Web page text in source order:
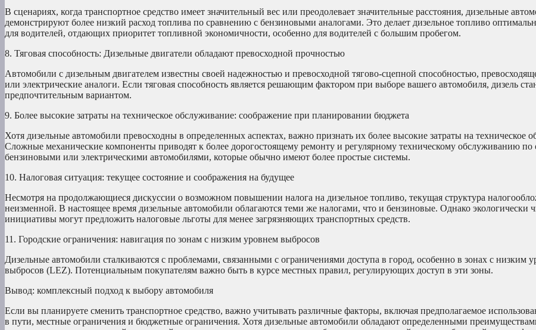
В сценариях, когда транспортное средство имеет значительный вес или преодолевает значительные расстояния, дизельные
демонстрируют более низкий расход топлива по сравнению с бензиновыми аналогами. Это делает дизельное топливо
для водителей, отдающих приоритет топливной экономичности, особенно для водителей с большим пробегом.
8. Тяговая способность: Дизельные двигатели обладают превосходной прочностью
Автомобили с дизельным двигателем известны своей надежностью и превосходной тягово-сцепной способностью,
или электрические аналоги. Если тяговая способность является решающим фактором при выборе вашего автомобиля, дизель
предпочтительным вариантом.
9. Более высокие затраты на техническое обслуживание: соображение при планировании бюджета
Хотя дизельные автомобили превосходны в определенных аспектах, важно признать их более высокие затраты на техническое
Сложные механические компоненты приводят к более дорогостоящему ремонту и регулярному техническому обслуживанию по
бензиновыми или электрическими автомобилями, которые обычно имеют более простые системы.
10. Налоговая ситуация: текущее состояние и соображения на будущее
Несмотря на продолжающиеся дискуссии о возможном повышении налога на дизельное топливо, текущая структура
неизменной. В настоящее время дизельные автомобили облагаются теми же налогами, что и бензиновые. Однако экологически
инициативы могут предложить налоговые льготы для менее загрязняющих транспортных средств.
11. Городские ограничения: навигация по зонам с низким уровнем выбросов
Дизельные автомобили сталкиваются с проблемами, связанными с ограничениями доступа в город, особенно в зонах с низким
выбросов (LEZ). Потенциальным покупателям важно быть в курсе местных правил, регулирующих доступ в эти зоны.
Вывод: комплексный подход к выбору автомобиля
Если вы планируете сменить транспортное средство, важно учитывать различные факторы, включая предполагаемое
в пути, местные ограничения и бюджетные ограничения. Хотя дизельные автомобили обладают определенными